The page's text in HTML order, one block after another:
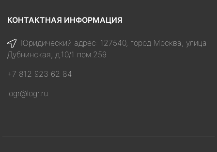
КОНТАКТНАЯ ИНФОРМАЦИЯ
Юридический адрес: 127540, город Москва, улица
Дубнинская, д.10/1 пом.259
+7 812 923 62 84
logr@logr.ru